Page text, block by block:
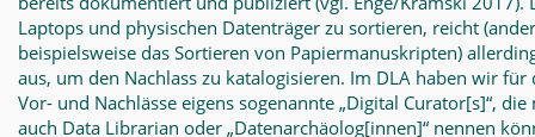
Laptops und physischen Datenträger zu sortieren, reicht
beispielsweise das Sortieren von Papiermanuskripten)
aus, um den Nachlass zu katalogisieren. Im DLA haben wir für
Vor- und Nachlässe eigens sogenannte „Digital Curator[s]“, die
auch Data Librarian oder „Datenarchäolog[innen]“ nennen